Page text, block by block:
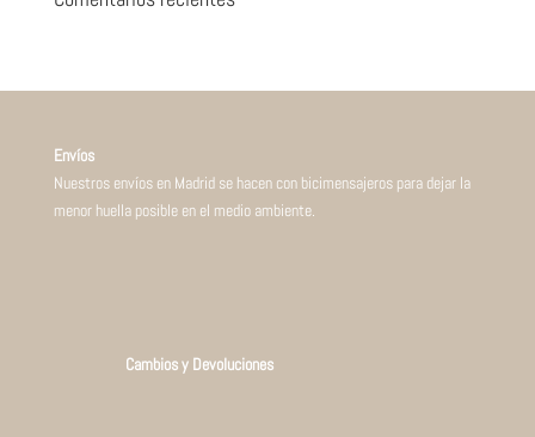
Envíos
Nuestros envíos en Madrid se hacen con bicimensajeros para dejar la
menor huella posible en el medio ambiente.
Cambios y Devoluciones